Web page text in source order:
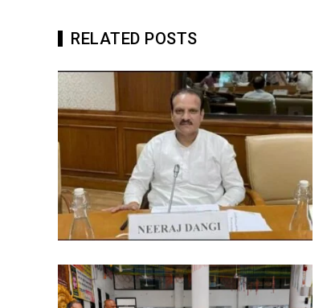
RELATED POSTS